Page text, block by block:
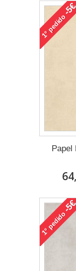
1°
pedido
-
Papel
1°
pedido
-